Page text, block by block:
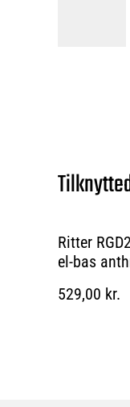
Ritter
el-bas
529,00 kr.